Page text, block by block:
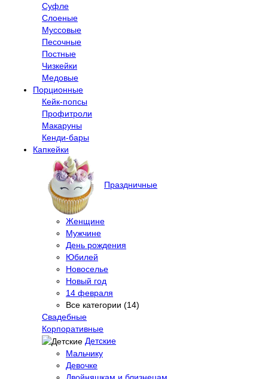
Суфле
Слоеные
Муссовые
Песочные
Постные
Чизкейки
Медовые
Порционные
Кейк-попсы
Профитроли
Макаруны
Кенди-бары
Капкейки
Праздничные
Женщине
Мужчине
День рождения
Юбилей
Новоселье
Новый год
14 февраля
Все категории (14)
Свадебные
Корпоративные
Детские
Мальчику
Девочке